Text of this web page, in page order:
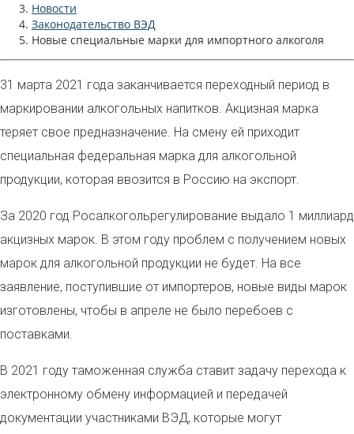
Новости
Законодательство ВЭД
Новые специальные марки для импортного алкоголя
31 марта 2021 года заканчивается переходный период в
маркировании алкогольных напитков. Акцизная марка
теряет свое предназначение. На смену ей приходит
специальная федеральная марка для алкогольной
продукции, которая ввозится в Россию на экспорт.
За 2020 год Росалкогольрегулирование выдало 1 миллиард
акцизных марок. В этом году проблем с получением новых
марок для алкогольной продукции не будет. На все
заявление, поступившие от импортеров, новые виды марок
изготовлены, чтобы в апреле не было перебоев с
поставками.
В 2021 году таможенная служба ставит задачу перехода к
электронному обмену информацией и передачей
документации участниками ВЭД, которые могут